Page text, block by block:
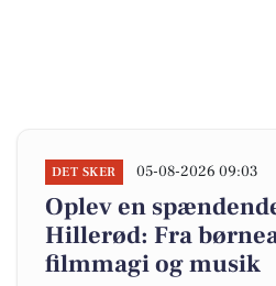
DET SKER 05-08-2026 09:03
Oplev en
Hillerød: Fra
filmmagi og musik